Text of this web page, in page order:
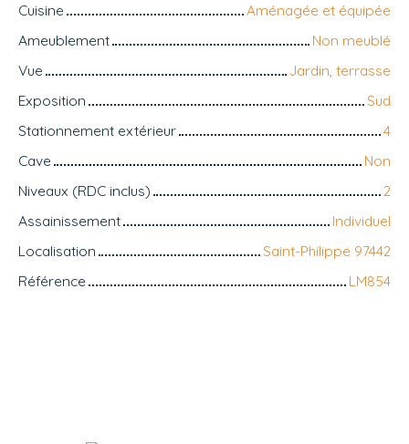
Cuisine
Aménagée et équipée
Ameublement
Non meublé
Vue
Jardin, terrasse
Exposition
Sud
Stationnement extérieur
4
Cave
Non
Niveaux (RDC inclus)
2
Assainissement
Individuel
Localisation
Saint-Philippe 97442
Référence
LM854